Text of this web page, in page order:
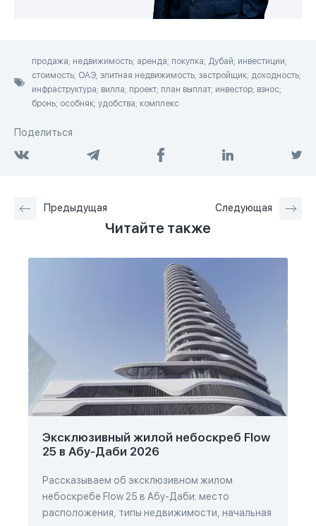
продажа; недвижимость; аренда; покупка; Дубай; инвестиции;
стоимость; ОАЭ; элитная недвижимость; застройщик; доходность;
инфраструктура; вилла; проект; план выплат; инвестор; взнос;
бронь; особняк; удобства; комплекс
Поделиться
Предыдущая Следующая
Читайте также
Эксклюзивный жилой небоскреб Flow
25 в Абу-Даби 2026
Рассказываем об эксклюзивном жилом
небоскребе Flow 25 в Абу-Даби: место
расположения, типы недвижимости, начальная